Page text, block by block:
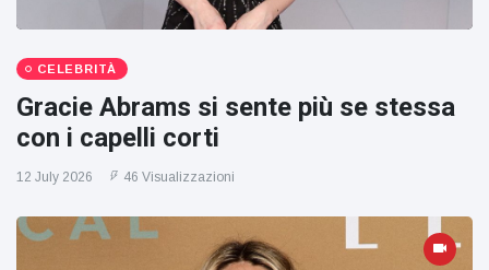
CELEBRITÀ
Gracie Abrams si sente più se stessa
con i capelli corti
12 July 2026 46 Visualizzazioni